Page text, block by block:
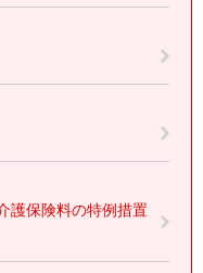
護保険料の特例措置